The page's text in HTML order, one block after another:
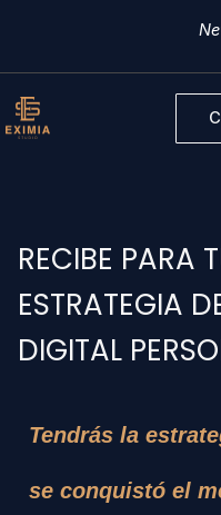
contenido
RECIBE PARA
ESTRATEGIA
DIGITAL
Tendrás la
se conquistó el